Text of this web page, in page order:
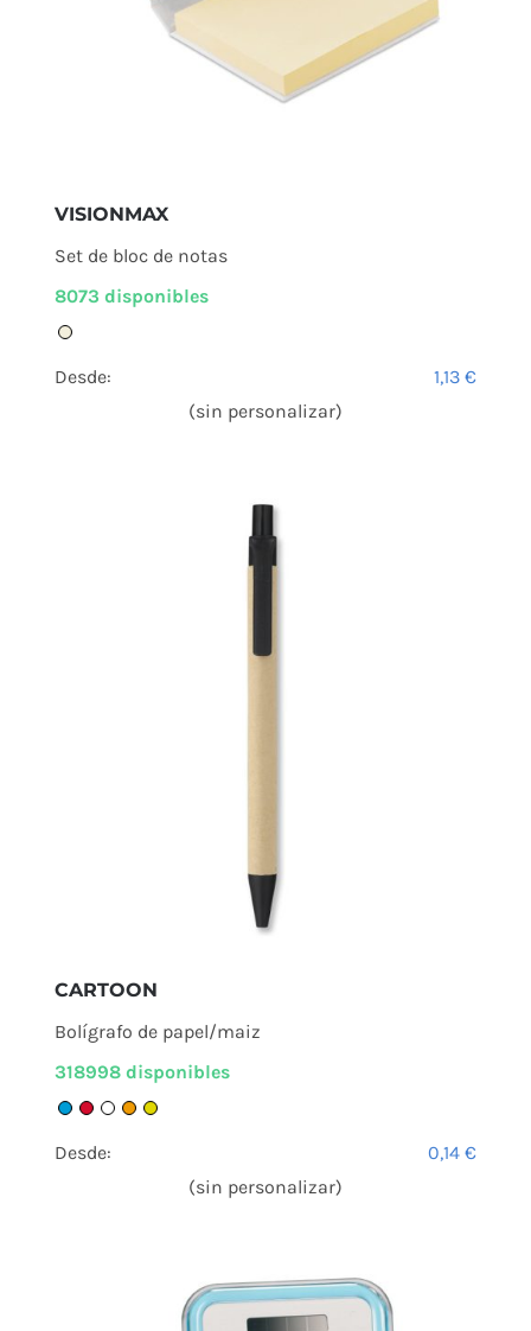
VISIONMAX
Set de bloc de notas
8073 disponibles
Desde: 1,13€
(sin personalizar)
CARTOON
Bolígrafo de papel/maiz
318998 disponibles
Desde: 0,14€
(sin personalizar)